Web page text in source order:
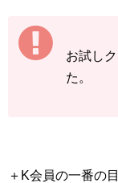
お試し
た。
＋K会員の一番の